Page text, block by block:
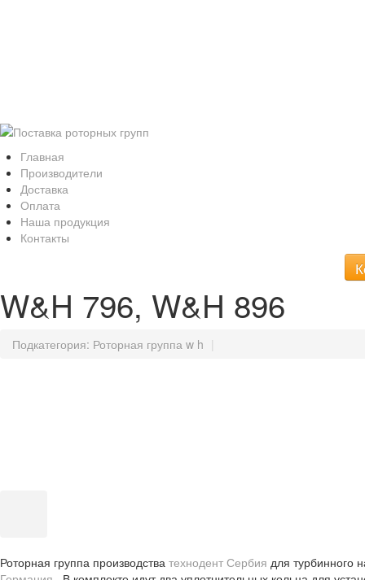
Главная
Производители
Доставка
Оплата
Наша продукция
Контакты
W&H 796, W&H 896
Подкатегория: Роторная группа w h |
Роторная группа производства технодент Сербия для турбинного